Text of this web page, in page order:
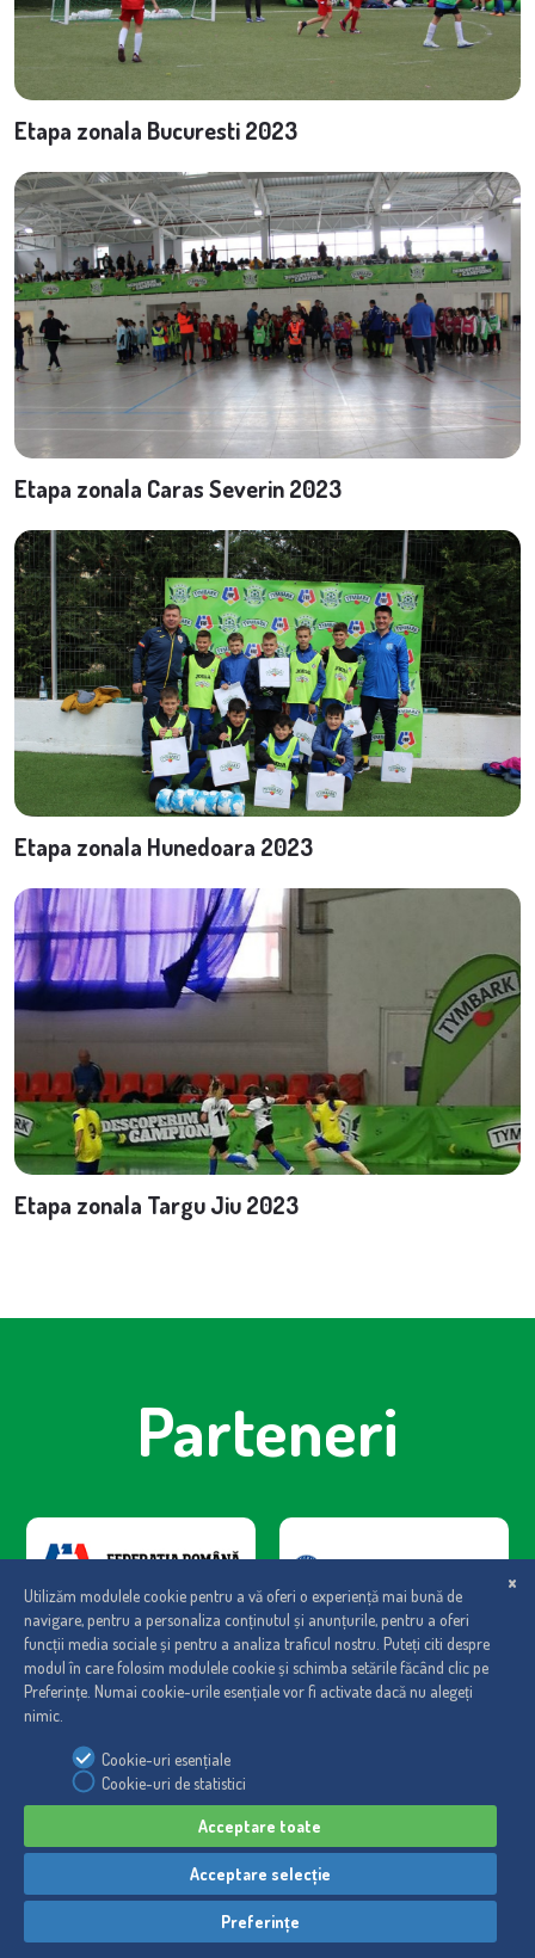
Etapa zonala Bucuresti 2023
Etapa zonala Caras Severin 2023
Etapa zonala Hunedoara 2023
Etapa zonala Targu Jiu 2023
Parteneri
Politica de cookies | Politica de confidentialitate